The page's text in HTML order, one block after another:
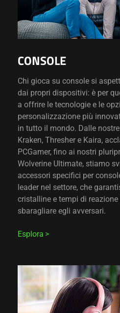
CONSOLE
Chi gioca su console si
dai propri dispositivi: è per
a offrire le tecnologie e le
personalizzazione più
in tutto il mondo. Dalle
Kraken, Thresher e Kaira,
PCGamer, fino ai nostri
Wolverine Ultimate, stiamo
accessori specifici per
leader nel settore, che
cristalline e tempi di
sbaragliare egli avversari.
Esplora